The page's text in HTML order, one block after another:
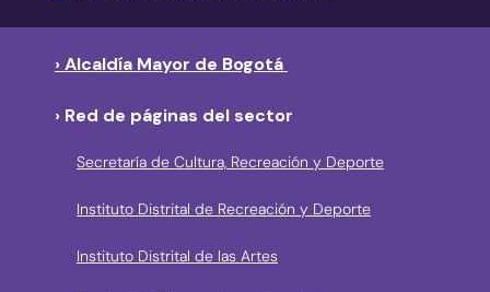
› Alcaldía Mayor de Bogotá
› Red de páginas del sector
Secretaría de Cultura, Recreación y Deporte
Instituto Distrital de Recreación y Deporte
Instituto Distrital de las Artes